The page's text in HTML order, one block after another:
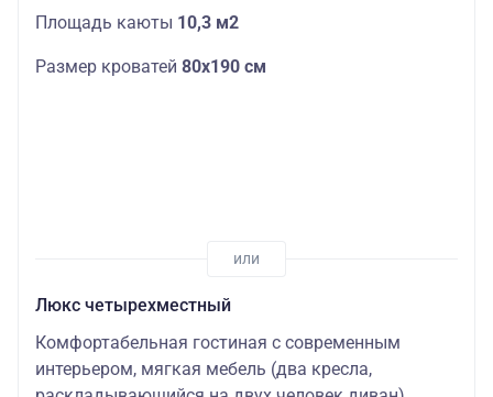
Площадь каюты 10,3 м2
Размер кроватей 80х190 см
Люкс четырехместный
Комфортабельная гостиная с современным
интерьером, мягкая мебель (два кресла,